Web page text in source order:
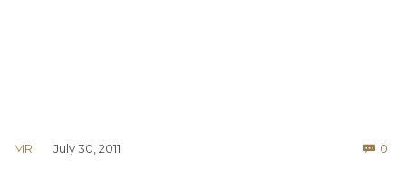
MR July 30, 2011  0